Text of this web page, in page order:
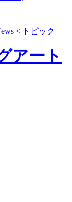
< トピック
アート